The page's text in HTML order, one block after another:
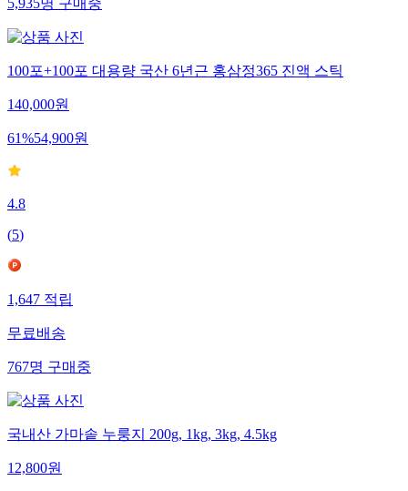
5,935명구매중
100포+100포 대용량 국산 6년근 홍삼정365 진액 스틱
140,000원
61%54,900원
4.8
(5)
1,647적립
무료배송
767명구매중
국내산 가마솥 누룽지 200g, 1kg, 3kg, 4.5kg
12,800원